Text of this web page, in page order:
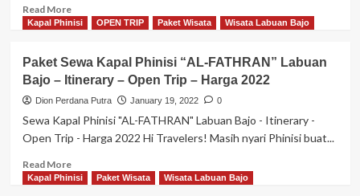
–
Phinisi
Style
Eksotis
–
Diving
Harga
Read MoreRead
more
Sewa
Kapal
Phinisi
Zada
–
Vessel
Kapal Phinisi OPEN TRIP Paket Wisata Wisata Labuan Bajo
Paket Sewa Kapal Phinisi “AL-FATHRAN” Labuan
Bajo – Itinerary – Open Trip – Harga 2022
Dion Perdana Putra January 19, 2022 0
Sewa Kapal Phinisi "AL-FATHRAN" Labuan Bajo - Itinerary -
Open Trip - Harga 2022 Hi Travelers! Masih nyari Phinisi buat...
Read MoreRead
more
Kapal Phinisi Paket Wisata Wisata Labuan Bajo